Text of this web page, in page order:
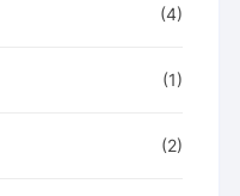
(4)
(1)
(2)